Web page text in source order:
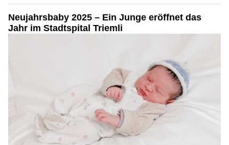
Neujahrsbaby 2025 – Ein Junge eröffnet das
Jahr im Stadtspital Triemli